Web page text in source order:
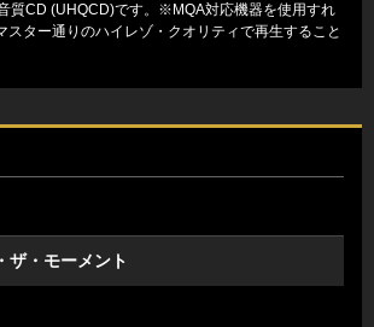
質CD (UHQCD)です。※MQA対応機器を使用すれ
スター通りのハイレゾ・クオリティで再生すること
ザ・モーメント